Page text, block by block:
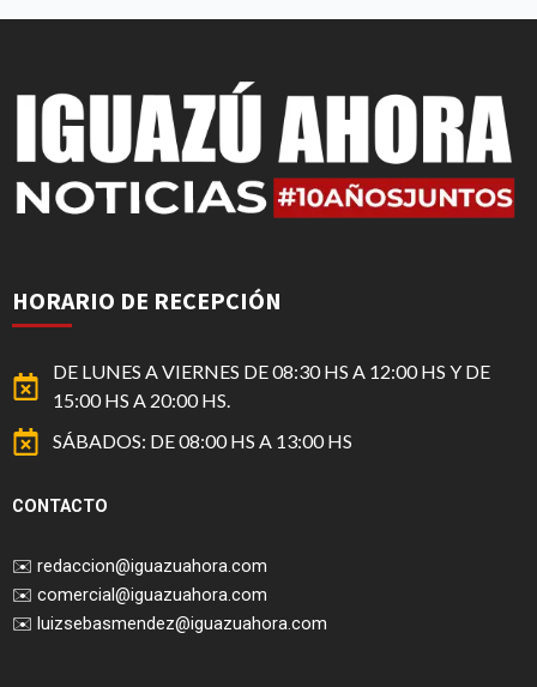
HORARIO DE RECEPCIÓN
DE LUNES A VIERNES DE 08:30 HS A 12:00 HS Y DE
15:00 HS A 20:00 HS.
SÁBADOS: DE 08:00 HS A 13:00 HS
CONTACTO
✉️ redaccion@iguazuahora.com
✉️ comercial@iguazuahora.com
✉️ luizsebasmendez@iguazuahora.com